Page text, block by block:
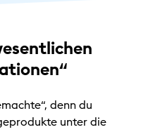
denn du
unter die